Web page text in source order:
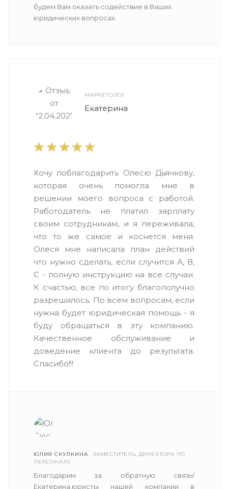
будем Вам оказать содействие в Ваших
юридических вопросах.
МАРКЕТОЛОГ
Екатерина
Хочу поблагодарить Олесю Дьячкову,
которая очень помогла мне в
решении моего вопроса с работой.
Работодатель не платил зарплату
своим сотрудникам, и я переживала,
что то же самое и коснется меня.
Олеся мне написала план действий
что нужно сделать, если случится А, В,
С - полную инструкцию на все случаи.
К счастью, все по итогу благополучно
разрешилось. По всем вопросам, если
нужна будет юридическая помощь - я
буду обращаться в эту компанию.
Качественное обслуживание и
доведение клиента до результата.
Спасибо!!!
ЮЛИЯ СКУЛКИНА , ЗАМЕСТИТЕЛЬ ДИРЕКТОРА ПО
ПЕРСОНАЛУ
Благодарим за обратную связь!
Екатерина,юристы нашей компании в